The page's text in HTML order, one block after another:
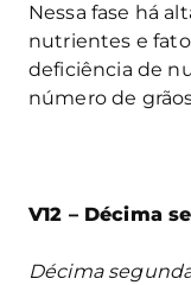
Nessa fase há
nutrientes e
deficiência de
número de
V12 – Décima
Décima